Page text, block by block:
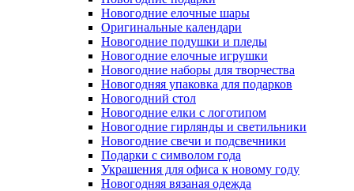
Новогодние елочные шары
Оригинальные календари
Новогодние подушки и пледы
Новогодние елочные игрушки
Новогодние наборы для творчества
Новогодняя упаковка для подарков
Новогодний стол
Новогодние елки с логотипом
Новогодние гирлянды и светильники
Новогодние свечи и подсвечники
Подарки с символом года
Украшения для офиса к новому году
Новогодняя вязаная одежда